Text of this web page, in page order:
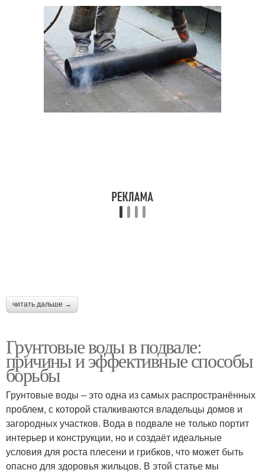
читать дальше →
Грунтовые воды в подвале:
причины и эффективные способы
борьбы
Грунтовые воды – это одна из самых распространённых
проблем, с которой сталкиваются владельцы домов и
загородных участков. Вода в подвале не только портит
интерьер и конструкции, но и создаёт идеальные
условия для роста плесени и грибков, что может быть
опасно для здоровья жильцов. В этой статье мы